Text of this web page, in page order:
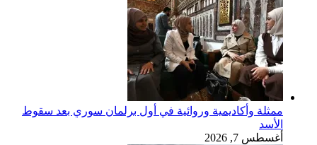
ممثلة وأكاديمية وروائية في أول برلمان سوري بعد سقوط
الأسد
أغسطس 7, 2026